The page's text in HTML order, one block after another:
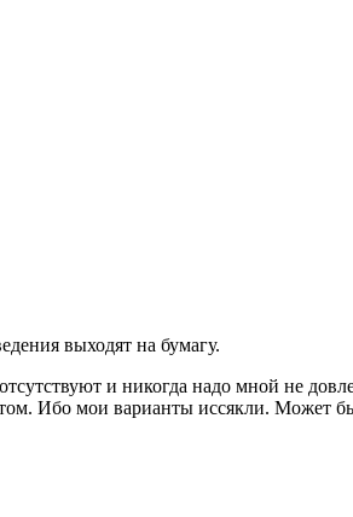
выходят на бумагу.
и никогда надо мной не
Ибо мои варианты иссякли. Может